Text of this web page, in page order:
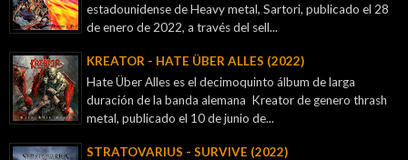
estadounidense de Heavy metal, Sartori, publicado el 28
de enero de 2022, a través del sell...
KREATOR - ‎HATE ÜBER ALLES (2022)
Hate Über Alles es el decimoquinto álbum de larga
duración de la banda alemana Kreator de genero thrash
metal, publicado el 10 de junio de...
STRATOVARIUS - SURVIVE (2022)